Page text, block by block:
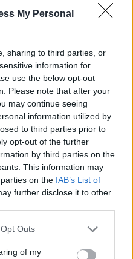
My Personal
sharing to third parties, or
information for
use the below opt-out
Please note that after your
may continue seeing
information utilized by
to third parties prior to
opt-out of the further
by third parties on the
This information may
on the IAB’s List of
further disclose it to other
uses one or more Google
You may click to
Outs
of my